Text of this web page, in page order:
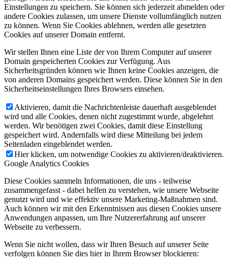
Einstellungen zu speichern. Sie können sich jederzeit abmelden oder
andere Cookies zulassen, um unsere Dienste vollumfänglich nutzen
zu können. Wenn Sie Cookies ablehnen, werden alle gesetzten
Cookies auf unserer Domain entfernt.
Wir stellen Ihnen eine Liste der von Ihrem Computer auf unserer
Domain gespeicherten Cookies zur Verfügung. Aus
Sicherheitsgründen können wie Ihnen keine Cookies anzeigen, die
von anderen Domains gespeichert werden. Diese können Sie in den
Sicherheitseinstellungen Ihres Browsers einsehen.
Aktivieren, damit die Nachrichtenleiste dauerhaft ausgeblendet
wird und alle Cookies, denen nicht zugestimmt wurde, abgelehnt
werden. Wir benötigen zwei Cookies, damit diese Einstellung
gespeichert wird. Andernfalls wird diese Mitteilung bei jedem
Seitenladen eingeblendet werden.
Hier klicken, um notwendige Cookies zu aktivieren/deaktivieren.
Google Analytics Cookies
Diese Cookies sammeln Informationen, die uns - teilweise
zusammengefasst - dabei helfen zu verstehen, wie unsere Webseite
genutzt wird und wie effektiv unsere Marketing-Maßnahmen sind.
Auch können wir mit den Erkenntnissen aus diesen Cookies unsere
Anwendungen anpassen, um Ihre Nutzererfahrung auf unserer
Webseite zu verbessern.
Wenn Sie nicht wollen, dass wir Ihren Besuch auf unserer Seite
verfolgen können Sie dies hier in Ihrem Browser blockieren: